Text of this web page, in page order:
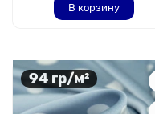
В корзину
94 гр/м²